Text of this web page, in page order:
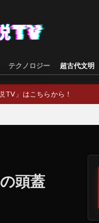
本
ーロッパ
ジア
セアニア
東
テクノロジー 超古代文明
TV」はこちらから！
頭蓋